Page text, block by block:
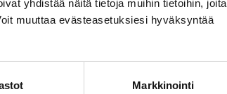
yhdistää näitä tietoja muihin tietoihin, joita
muuttaa evästeasetuksiesi hyväksyntää
Markkinointi